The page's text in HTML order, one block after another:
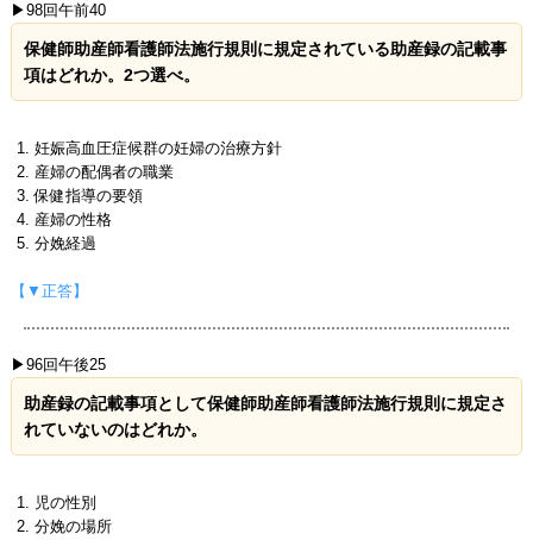
▶98回午前40
保健師助産師看護師法施行規則に規定されている助産録の記載事
項はどれか。2つ選べ。
妊娠高血圧症候群の妊婦の治療方針
産婦の配偶者の職業
保健指導の要領
産婦の性格
分娩経過
【▼正答】
▶96回午後25
助産録の記載事項として保健師助産師看護師法施行規則に規定さ
れていないのはどれか。
児の性別
分娩の場所